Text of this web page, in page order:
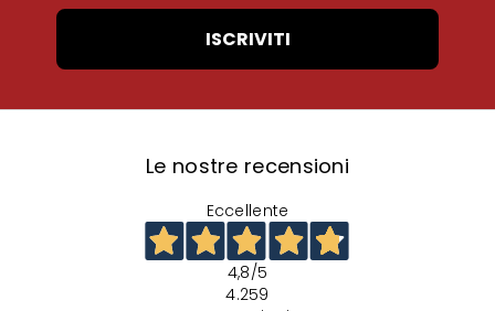
ISCRIVITI
Le nostre recensioni
Eccellente
4,8/5
4.259